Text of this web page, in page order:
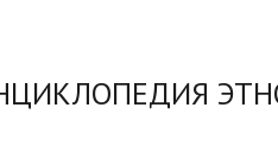
Платные образовательные